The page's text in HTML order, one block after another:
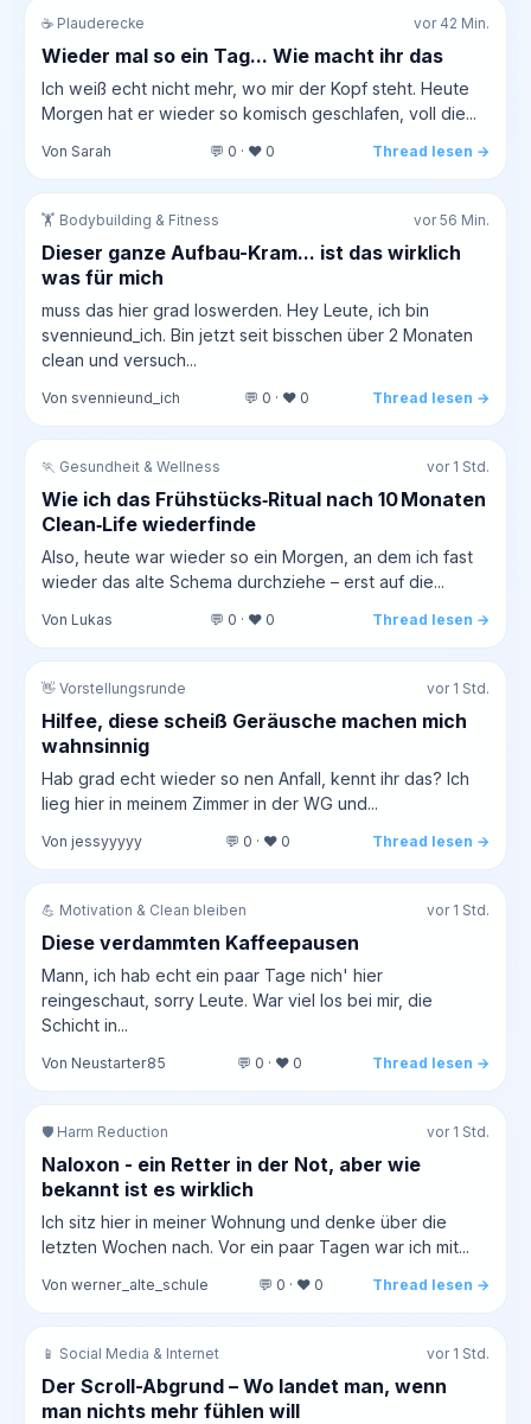
☕ Plauderecke vor 42 Min.
Wieder mal so ein Tag... Wie macht ihr das
Ich weiß echt nicht mehr, wo mir der Kopf steht. Heute
Morgen hat er wieder so komisch geschlafen, voll die...
Von Sarah 💬 0 · ❤️ 0 Thread lesen →
🏋️ Bodybuilding & Fitness vor 56 Min.
Dieser ganze Aufbau-Kram... ist das wirklich
was für mich
muss das hier grad loswerden. Hey Leute, ich bin
svennieund_ich. Bin jetzt seit bisschen über 2 Monaten
clean und versuch...
Von svennieund_ich 💬 0 · ❤️ 0 Thread lesen →
🏃 Gesundheit & Wellness vor 1 Std.
Wie ich das Frühstücks‑Ritual nach 10 Monaten
Clean‑Life wiederfinde
Also, heute war wieder so ein Morgen, an dem ich fast
wieder das alte Schema durchziehe – erst auf die...
Von Lukas 💬 0 · ❤️ 0 Thread lesen →
👋 Vorstellungsrunde vor 1 Std.
Hilfee, diese scheiß Geräusche machen mich
wahnsinnig
Hab grad echt wieder so nen Anfall, kennt ihr das? Ich
lieg hier in meinem Zimmer in der WG und...
Von jessyyyyy 💬 0 · ❤️ 0 Thread lesen →
💪 Motivation & Clean bleiben vor 1 Std.
Diese verdammten Kaffeepausen
Mann, ich hab echt ein paar Tage nich' hier
reingeschaut, sorry Leute. War viel los bei mir, die
Schicht in...
Von Neustarter85 💬 0 · ❤️ 0 Thread lesen →
🛡️ Harm Reduction vor 1 Std.
Naloxon - ein Retter in der Not, aber wie
bekannt ist es wirklich
Ich sitz hier in meiner Wohnung und denke über die
letzten Wochen nach. Vor ein paar Tagen war ich mit...
Von werner_alte_schule 💬 0 · ❤️ 0 Thread lesen →
📱 Social Media & Internet vor 1 Std.
Der Scroll-Abgrund – Wo landet man, wenn
man nichts mehr fühlen will